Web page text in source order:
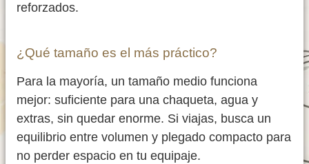
reforzados.
¿Qué tamaño es el más práctico?
Para la mayoría, un tamaño medio funciona
mejor: suficiente para una chaqueta, agua y
extras, sin quedar enorme. Si viajas, busca un
equilibrio entre volumen y plegado compacto para
no perder espacio en tu equipaje.